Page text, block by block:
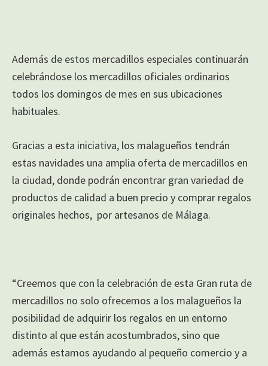
Además de estos mercadillos especiales continuarán
celebrándose los mercadillos oficiales ordinarios
todos los domingos de mes en sus ubicaciones
habituales.
Gracias a esta iniciativa, los malagueños tendrán
estas navidades una amplia oferta de mercadillos en
la ciudad, donde podrán encontrar gran variedad de
productos de calidad a buen precio y comprar regalos
originales hechos, por artesanos de Málaga.
“Creemos que con la celebración de esta Gran ruta de
mercadillos no solo ofrecemos a los malagueños la
posibilidad de adquirir los regalos en un entorno
distinto al que están acostumbrados, sino que
además estamos ayudando al pequeño comercio y a